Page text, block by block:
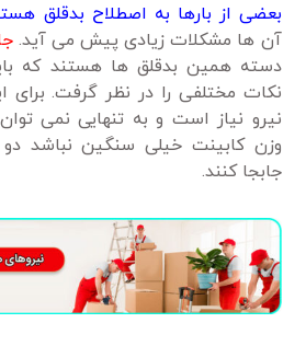
بعضی از بارها به اصطلاح بدقلق
آن ها مشکلات زیادی پیش می آید.
دسته همین بدقلق ها هستند که
نکات مختلفی را در نظر گرفت. برای
نیرو نیاز است و به تنهایی نمی
وزن کابینت خیلی سنگین نباشد دو
جابجا کنند.